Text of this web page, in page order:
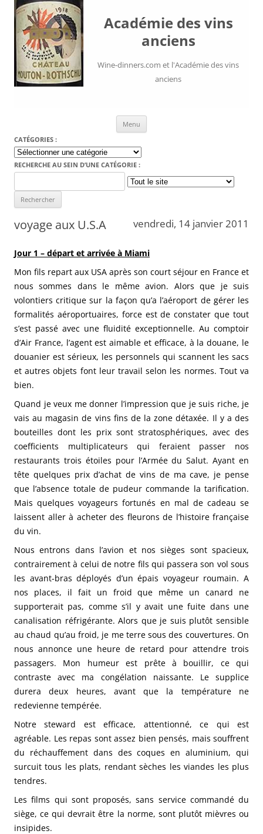
Académie des vins
anciens
Wine-dinners.com et l'Académie des vins
anciens
Menu
CATÉGORIES :
Catégories
:
RECHERCHE AU SEIN D’UNE CATÉGORIE :
for:
voyage aux U.S.A vendredi, 14 janvier 2011
Jour 1 – départ et arrivée à Miami
Mon fils repart aux USA après son court séjour en France et
nous sommes dans le même avion. Alors que je suis
volontiers critique sur la façon qu’a l’aéroport de gérer les
formalités aéroportuaires, force est de constater que tout
s’est passé avec une fluidité exceptionnelle. Au comptoir
d’Air France, l’agent est aimable et efficace, à la douane, le
douanier est sérieux, les personnels qui scannent les sacs
et autres objets font leur travail selon les normes. Tout va
bien.
Quand je veux me donner l’impression que je suis riche, je
vais au magasin de vins fins de la zone détaxée. Il y a des
bouteilles dont les prix sont stratosphériques, avec des
coefficients multiplicateurs qui feraient passer nos
restaurants trois étoiles pour l’Armée du Salut. Ayant en
tête quelques prix d’achat de vins de ma cave, je pense
que l’absence totale de pudeur commande la tarification.
Mais quelques voyageurs fortunés en mal de cadeau se
laissent aller à acheter des fleurons de l’histoire française
du vin.
Nous entrons dans l’avion et nos sièges sont spacieux,
contrairement à celui de notre fils qui passera son vol sous
les avant-bras déployés d’un épais voyageur roumain. A
nos places, il fait un froid que même un canard ne
supporterait pas, comme s’il y avait une fuite dans une
canalisation réfrigérante. Alors que je suis plutôt sensible
au chaud qu’au froid, je me terre sous des couvertures. On
nous annonce une heure de retard pour attendre trois
passagers. Mon humeur est prête à bouillir, ce qui
contraste avec ma congélation naissante. Le supplice
durera deux heures, avant que la température ne
redevienne tempérée.
Notre steward est efficace, attentionné, ce qui est
agréable. Les repas sont assez bien pensés, mais souffrent
du réchauffement dans des coques en aluminium, qui
surcuit tous les plats, rendant sèches les viandes les plus
tendres.
Les films qui sont proposés, sans service commandé du
siège, ce qui devrait être la norme, sont plutôt mièvres ou
insipides.